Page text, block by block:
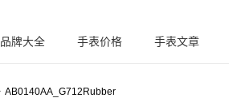
腕
品牌大全 手表价格 手表文章
AB0140AA_G712Rubber